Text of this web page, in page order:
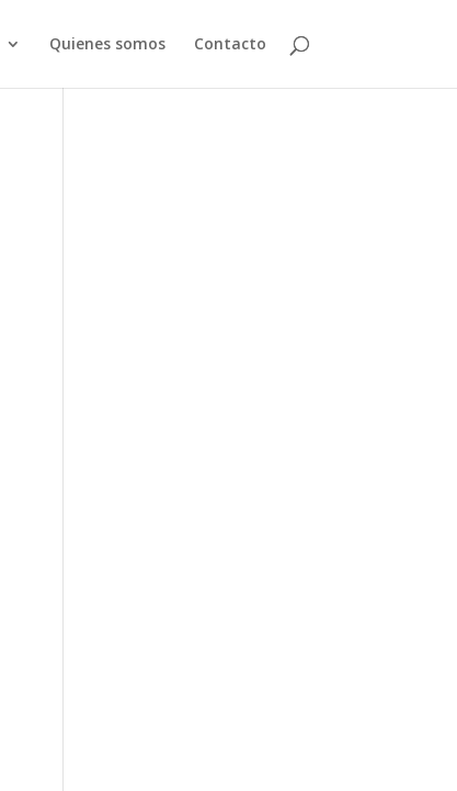
Quienes somos Contacto